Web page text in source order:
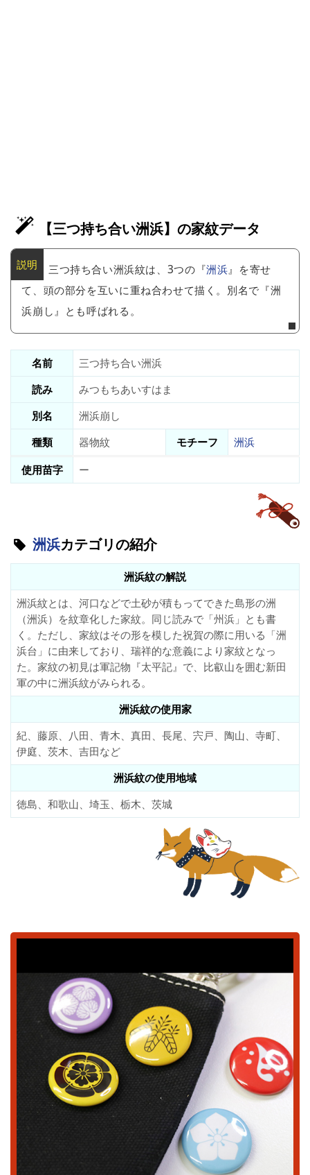
【三つ持ち合い洲浜】の家紋データ
三つ持ち合い洲浜紋は、3つの『洲浜』を寄せ
て、頭の部分を互いに重ね合わせて描く。別名で『洲
浜崩し』とも呼ばれる。
名前
三つ持ち合い洲浜
読み
みつもちあいすはま
別名
洲浜崩し
種類
器物紋 モチーフ
洲浜
使用苗字
ー
洲浜カテゴリの紹介
洲浜紋の解説
洲浜紋とは、河口などで土砂が積もってできた島形の洲
（洲浜）を紋章化した家紋。同じ読みで「州浜」とも書
く。ただし、家紋はその形を模した祝賀の際に用いる「洲
浜台」に由来しており、瑞祥的な意義により家紋となっ
た。家紋の初見は軍記物『太平記』で、比叡山を囲む新田
軍の中に洲浜紋がみられる。
洲浜紋の使用家
紀、藤原、八田、青木、真田、長尾、宍戸、陶山、寺町、
伊庭、茨木、吉田など
洲浜紋の使用地域
徳島、和歌山、埼玉、栃木、茨城